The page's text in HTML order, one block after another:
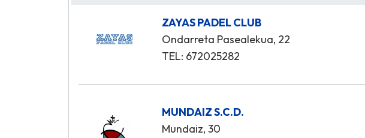
ZAYAS PADEL CLUB
Ondarreta Pasealekua, 22
TEL: 672025282
MUNDAIZ S.C.D.
Mundaiz, 30